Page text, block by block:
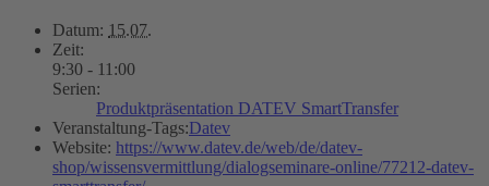
Datum: 15.07.
Zeit:
9:30 - 11:00
Serien:
Produktpräsentation DATEV SmartTransfer
Veranstaltung-Tags:Datev
Website: https://www.datev.de/web/de/datev-
shop/wissensvermittlung/dialogseminare-online/77212-datev-